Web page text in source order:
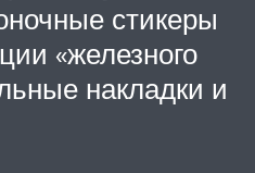
стикеры
«железного
накладки и